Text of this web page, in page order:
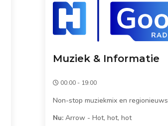
Muziek & Informatie
00:00 - 19:00
Non-stop muziekmix en regionieuws
Nu: Arrow - Hot, hot, hot